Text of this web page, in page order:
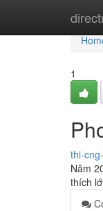
1
thi-
Năm
thích